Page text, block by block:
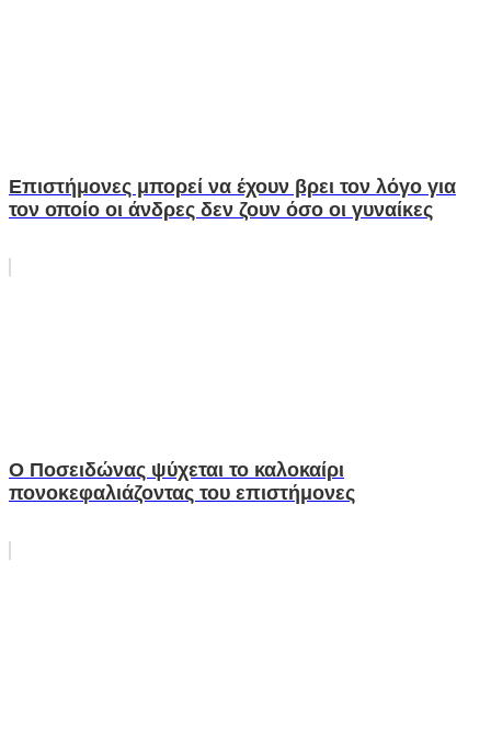
Επιστήμονες μπορεί να έχουν βρει τον λόγο για
τον οποίο οι άνδρες δεν ζουν όσο οι γυναίκες
Ο Ποσειδώνας ψύχεται το καλοκαίρι
πονοκεφαλιάζοντας του επιστήμονες